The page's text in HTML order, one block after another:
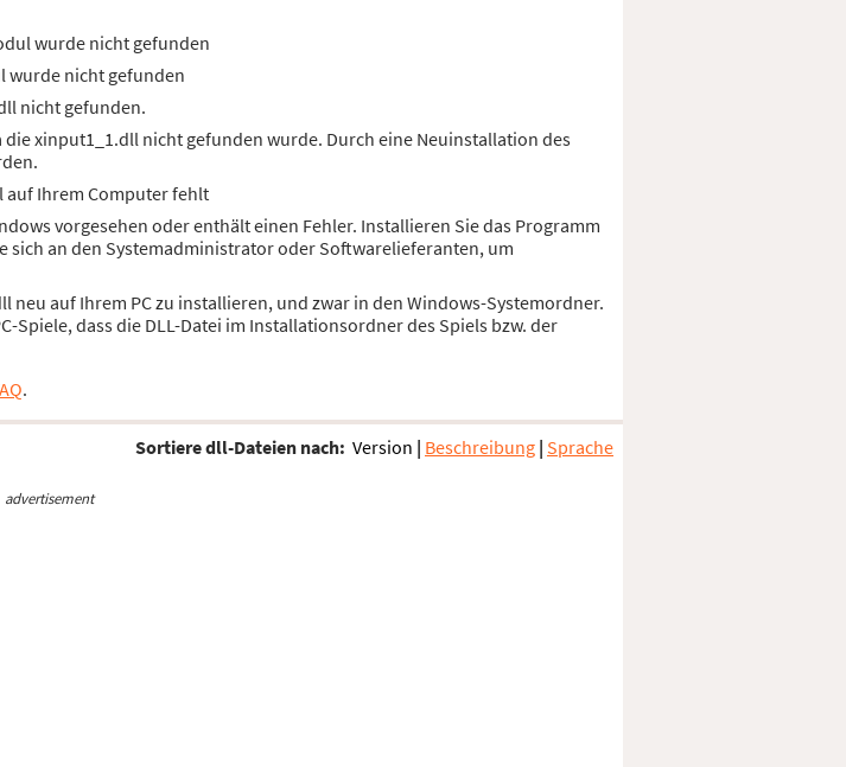
wurde nicht gefunden
wurde nicht gefunden
nicht gefunden.
xinput1_1.dll nicht gefunden wurde. Durch eine Neuinstallation des
auf Ihrem Computer fehlt
vorgesehen oder enthält einen Fehler. Installieren Sie das Programm
an den Systemadministrator oder Softwarelieferanten, um
auf Ihrem PC zu installieren, und zwar in den Windows-Systemordner.
dass die DLL-Datei im Installationsordner des Spiels bzw. der
.
Sortiere dll-Dateien nach: Version | Beschreibung | Sprache
advertisement